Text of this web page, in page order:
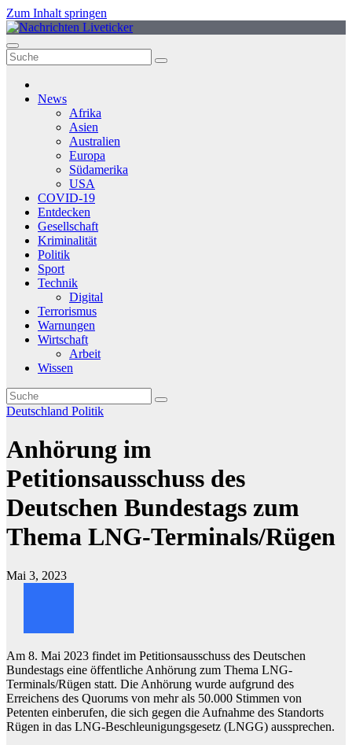
Zum Inhalt springen
News
Afrika
Asien
Australien
Europa
Südamerika
USA
COVID-19
Entdecken
Gesellschaft
Kriminalität
Politik
Sport
Technik
Digital
Terrorismus
Warnungen
Wirtschaft
Arbeit
Wissen
Deutschland Politik
Anhörung im
Petitionsausschuss des
Deutschen Bundestags zum
Thema LNG-Terminals/Rügen
Mai 3, 2023
Am 8. Mai 2023 findet im Petitionsausschuss des Deutschen
Bundestags eine öffentliche Anhörung zum Thema LNG-
Terminals/Rügen statt. Die Anhörung wurde aufgrund des
Erreichens des Quorums von mehr als 50.000 Stimmen von
Petenten einberufen, die sich gegen die Aufnahme des Standorts
Rügen in das LNG-Beschleunigungsgesetz (LNGG) aussprechen.